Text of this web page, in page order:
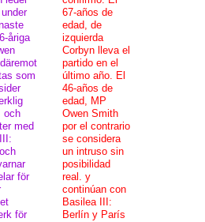
åriga
som
och
med
för
för
67-años de
edad, de
izquierda
Corbyn lleva el
partido en el
último año. El
46-años de
edad, MP
Owen Smith
por el contrario
se considera
un intruso sin
posibilidad
real. y
continúan con
Basilea III:
Berlín y París